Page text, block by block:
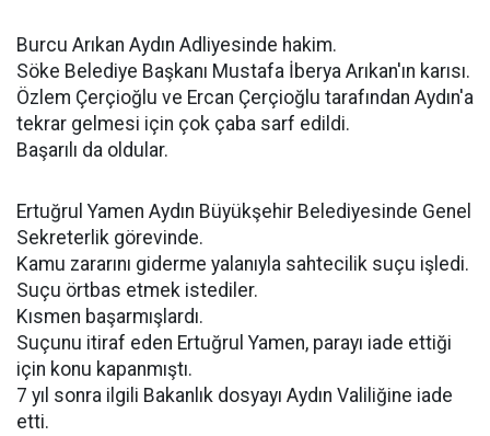
Burcu Arıkan Aydın Adliyesinde hakim.
Söke Belediye Başkanı Mustafa İberya Arıkan'ın karısı.
Özlem Çerçioğlu ve Ercan Çerçioğlu tarafından Aydın'a
tekrar gelmesi için çok çaba sarf edildi.
Başarılı da oldular.
Ertuğrul Yamen Aydın Büyükşehir Belediyesinde Genel
Sekreterlik görevinde.
Kamu zararını giderme yalanıyla sahtecilik suçu işledi.
Suçu örtbas etmek istediler.
Kısmen başarmışlardı.
Suçunu itiraf eden Ertuğrul Yamen, parayı iade ettiği
için konu kapanmıştı.
7 yıl sonra ilgili Bakanlık dosyayı Aydın Valiliğine iade
etti.